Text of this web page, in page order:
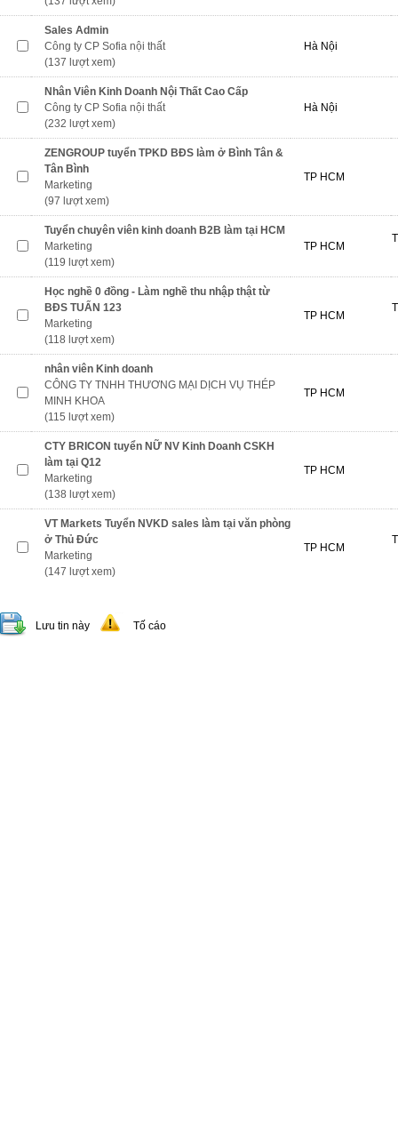
Sales Admin
Công ty CP Sofia nội thất
(137 lượt xem)
Hà Nội
Nhân Viên Kinh Doanh Nội Thất Cao Cấp
Công ty CP Sofia nội thất
(232 lượt xem)
Hà Nội
ZENGROUP tuyển TPKD BĐS làm ở Bình Tân &
Tân Bình
Marketing
(97 lượt xem)
TP HCM
Tuyển chuyên viên kinh doanh B2B làm tại HCM
Marketing
(119 lượt xem)
TP HCM
Học nghề 0 đồng - Làm nghề thu nhập thật từ
BĐS TUẤN 123
Marketing
(118 lượt xem)
TP HCM
nhân viên Kinh doanh
CÔNG TY TNHH THƯƠNG MẠI DỊCH VỤ THÉP
MINH KHOA
(115 lượt xem)
TP HCM
CTY BRICON tuyển NỮ NV Kinh Doanh CSKH
làm tại Q12
Marketing
(138 lượt xem)
TP HCM
VT Markets Tuyển NVKD sales làm tại văn phòng
ở Thủ Đức
Marketing
(147 lượt xem)
TP HCM
Lưu tin này Tố cáo